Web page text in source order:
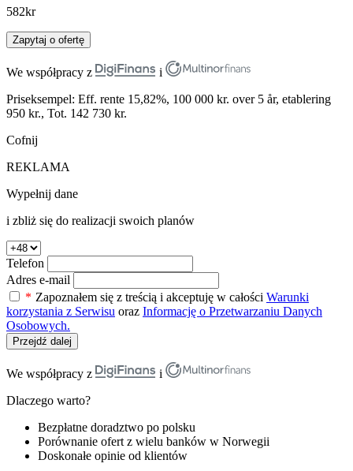
582kr
Zapytaj o ofertę
We współpracy z
i
Priseksempel: Eff. rente 15,82%, 100 000 kr. over 5 år, etablering
950 kr., Tot. 142 730 kr.
Cofnij
REKLAMA
Wypełnij dane
i zbliż się do realizacji swoich planów
Telefon
Adres e-mail
* Zapoznałem się z treścią i akceptuję w całości Warunki
korzystania z Serwisu oraz Informację o Przetwarzaniu Danych
Osobowych.
Przejdź dalej
We współpracy z
i
Dlaczego warto?
Bezpłatne doradztwo po polsku
Porównanie ofert z wielu banków w Norwegii
Doskonałe opinie od klientów